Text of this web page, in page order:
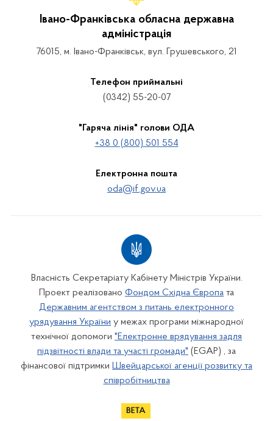
Івано-Франківська обласна державна
адміністрація
76015, м. Івано-Франківськ, вул. Грушевського, 21
Телефон приймальні
(0342) 55-20-07
"Гаряча лінія" голови ОДА
+38 0 (800) 501 554
Електронна пошта
oda@if.gov.ua
Власність Секретаріату Кабінету Міністрів України.
Проект реалізовано Фондом Східна Європа та
Державним агентством з питань електронного
урядування України у межах програми міжнародної
технічної допомоги "Електронне врядування задля
підзвітності влади та участі громади" (EGAP) , за
фінансової підтримки Швейцарської агенції розвитку та
співробітництва